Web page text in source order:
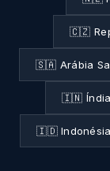
🇨🇿
🇸🇦 Arábia
🇮🇳 Índia
🇮🇩 Indonésia